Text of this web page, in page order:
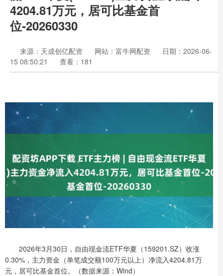
4204.81万元，居可比基金首
位-20260330
来源：天成创亿配资 网站：富牛网配资
日期：2026-06-
15 08:50:21
查看：181
2026年3月30日，自由现金流ETF华夏（159201.SZ）收涨
0.30%，主力资金（单笔成交额100万元以上）净流入4204.81万
元，居可比基金首位。（数据来源：Wind）